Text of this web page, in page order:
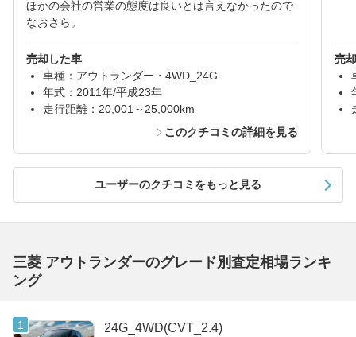
ほかの会社の営業の態度は良いとは言えなかったので
なおさら。
売却した車
車種：アウトランダー・4WD_24G
年式：2011年/平成23年
走行距離：20,001～25,000km
このクチコミの詳細を見る
売
ユーザーのクチコミをもっと見る
三菱 アウトランダーのグレード別査定相場ランキ
ング
24G_4WD(CVT_2.4)